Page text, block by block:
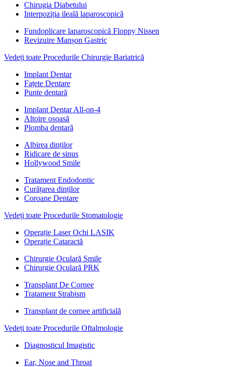
Chirugia Diabetului
Interpoziția ileală laparoscopică
Fundoplicare laparoscopică Floppy Nissen
Revizuire Manșon Gastric
Vedeți toate Procedurile Chirurgie Bariatrică
Implant Dentar
Fațete Dentare
Punte dentară
Implant Dentar All-on-4
Altoire osoasă
Plomba dentară
Albirea dinților
Ridicare de sinus
Hollywood Smile
Tratament Endodontic
Curățarea dinților
Coroane Dentare
Vedeți toate Procedurile Stomatologie
Operație Laser Ochi LASIK
Operație Cataractă
Chirurgie Oculară Smile
Chirurgie Oculară PRK
Transplant De Cornee
Tratament Strabism
Transplant de cornee artificială
Vedeți toate Procedurile Oftalmologie
Diagnosticul Imagistic
Ear, Nose and Throat